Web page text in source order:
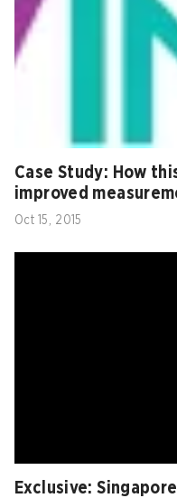
Case Study: How
improved
Oct 15, 2015
Exclusive: